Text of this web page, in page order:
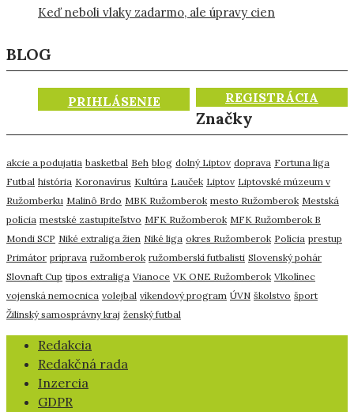
Keď neboli vlaky zadarmo, ale úpravy cien
BLOG
PRIHLÁSENIE REGISTRÁCIA
Značky
akcie a podujatia basketbal Beh blog dolný Liptov doprava Fortuna liga
Futbal história Koronavírus Kultúra Lauček Liptov Liptovské múzeum v
Ružomberku Malinô Brdo MBK Ružomberok mesto Ružomberok Mestská
polícia mestské zastupiteľstvo MFK Ružomberok MFK Ružomberok B
Mondi SCP Niké extraliga žien Niké liga okres Ružomberok Polícia prestup
Primátor príprava ružomberok ružomberskí futbalisti Slovenský pohár
Slovnaft Cup tipos extraliga Vianoce VK ONE Ružomberok Vlkolínec
vojenská nemocnica volejbal víkendový program ÚVN školstvo šport
Žilinský samosprávny kraj ženský futbal
​Redakcia
Redakčná rada
Inzercia
GDPR